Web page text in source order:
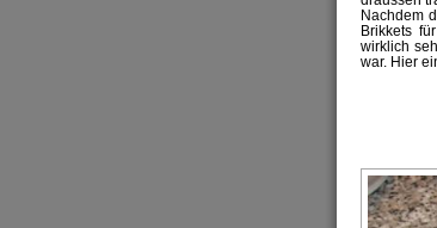
Nachdem
Brikkets
wirklich
war. Hier